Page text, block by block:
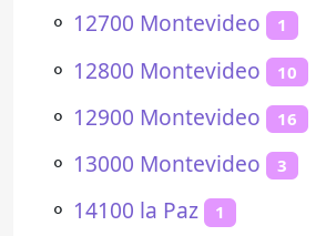
⚬ 12700 Montevideo 1
⚬ 12800 Montevideo 10
⚬ 12900 Montevideo 16
⚬ 13000 Montevideo 3
⚬ 14100 la Paz 1